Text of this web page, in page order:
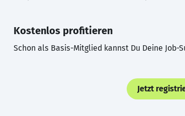
Kostenlos profitieren
Schon als Basis-Mitglied kannst Du Deine Job-
Jetzt